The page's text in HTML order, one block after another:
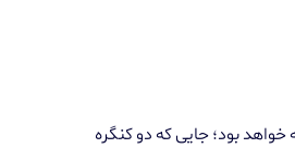
بود؛ جایی که دو کنگره